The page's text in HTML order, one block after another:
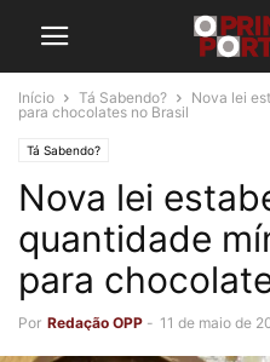
Início Tá Sabendo?
Nova lei
para chocolates no Brasil
Tá Sabendo?
Nova lei
quantidade
para
Por Redação OPP - 11 de maio de